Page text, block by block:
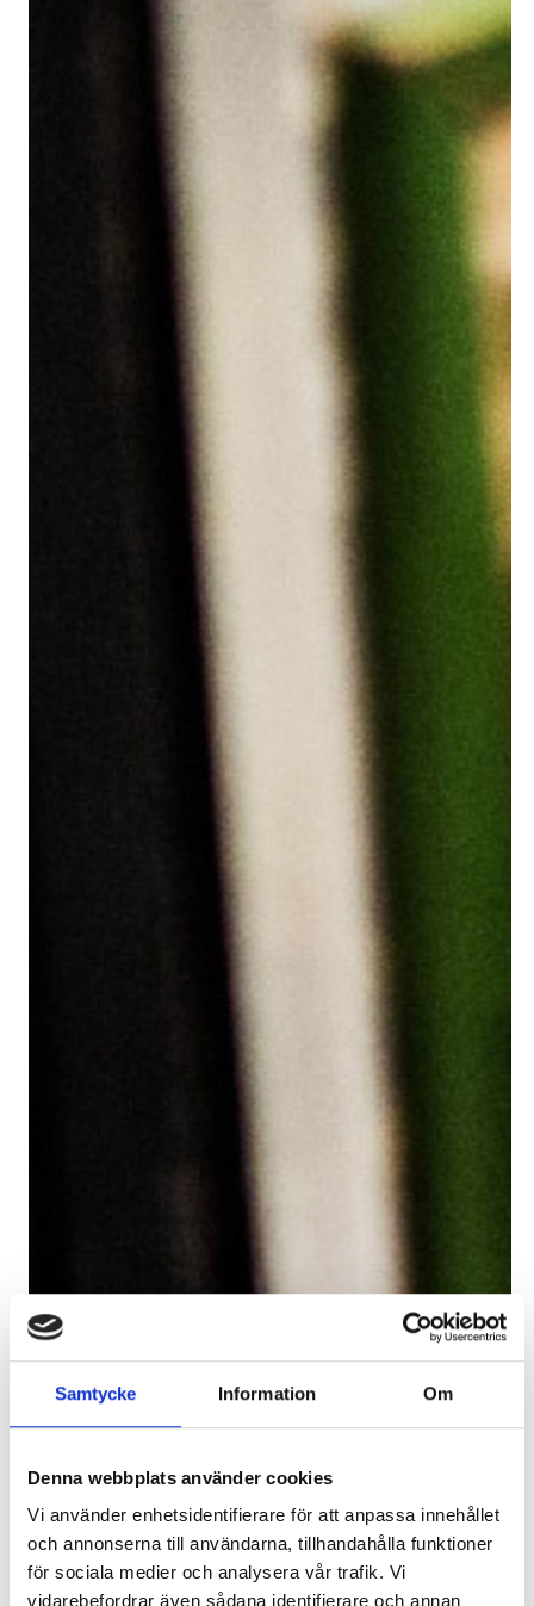
Samtycke Information Om
Denna webbplats använder cookies
Vi använder enhetsidentifierare för att anpassa innehållet
och annonserna till användarna, tillhandahålla funktioner
för sociala medier och analysera vår trafik. Vi
vidarebefordrar även sådana identifierare och annan